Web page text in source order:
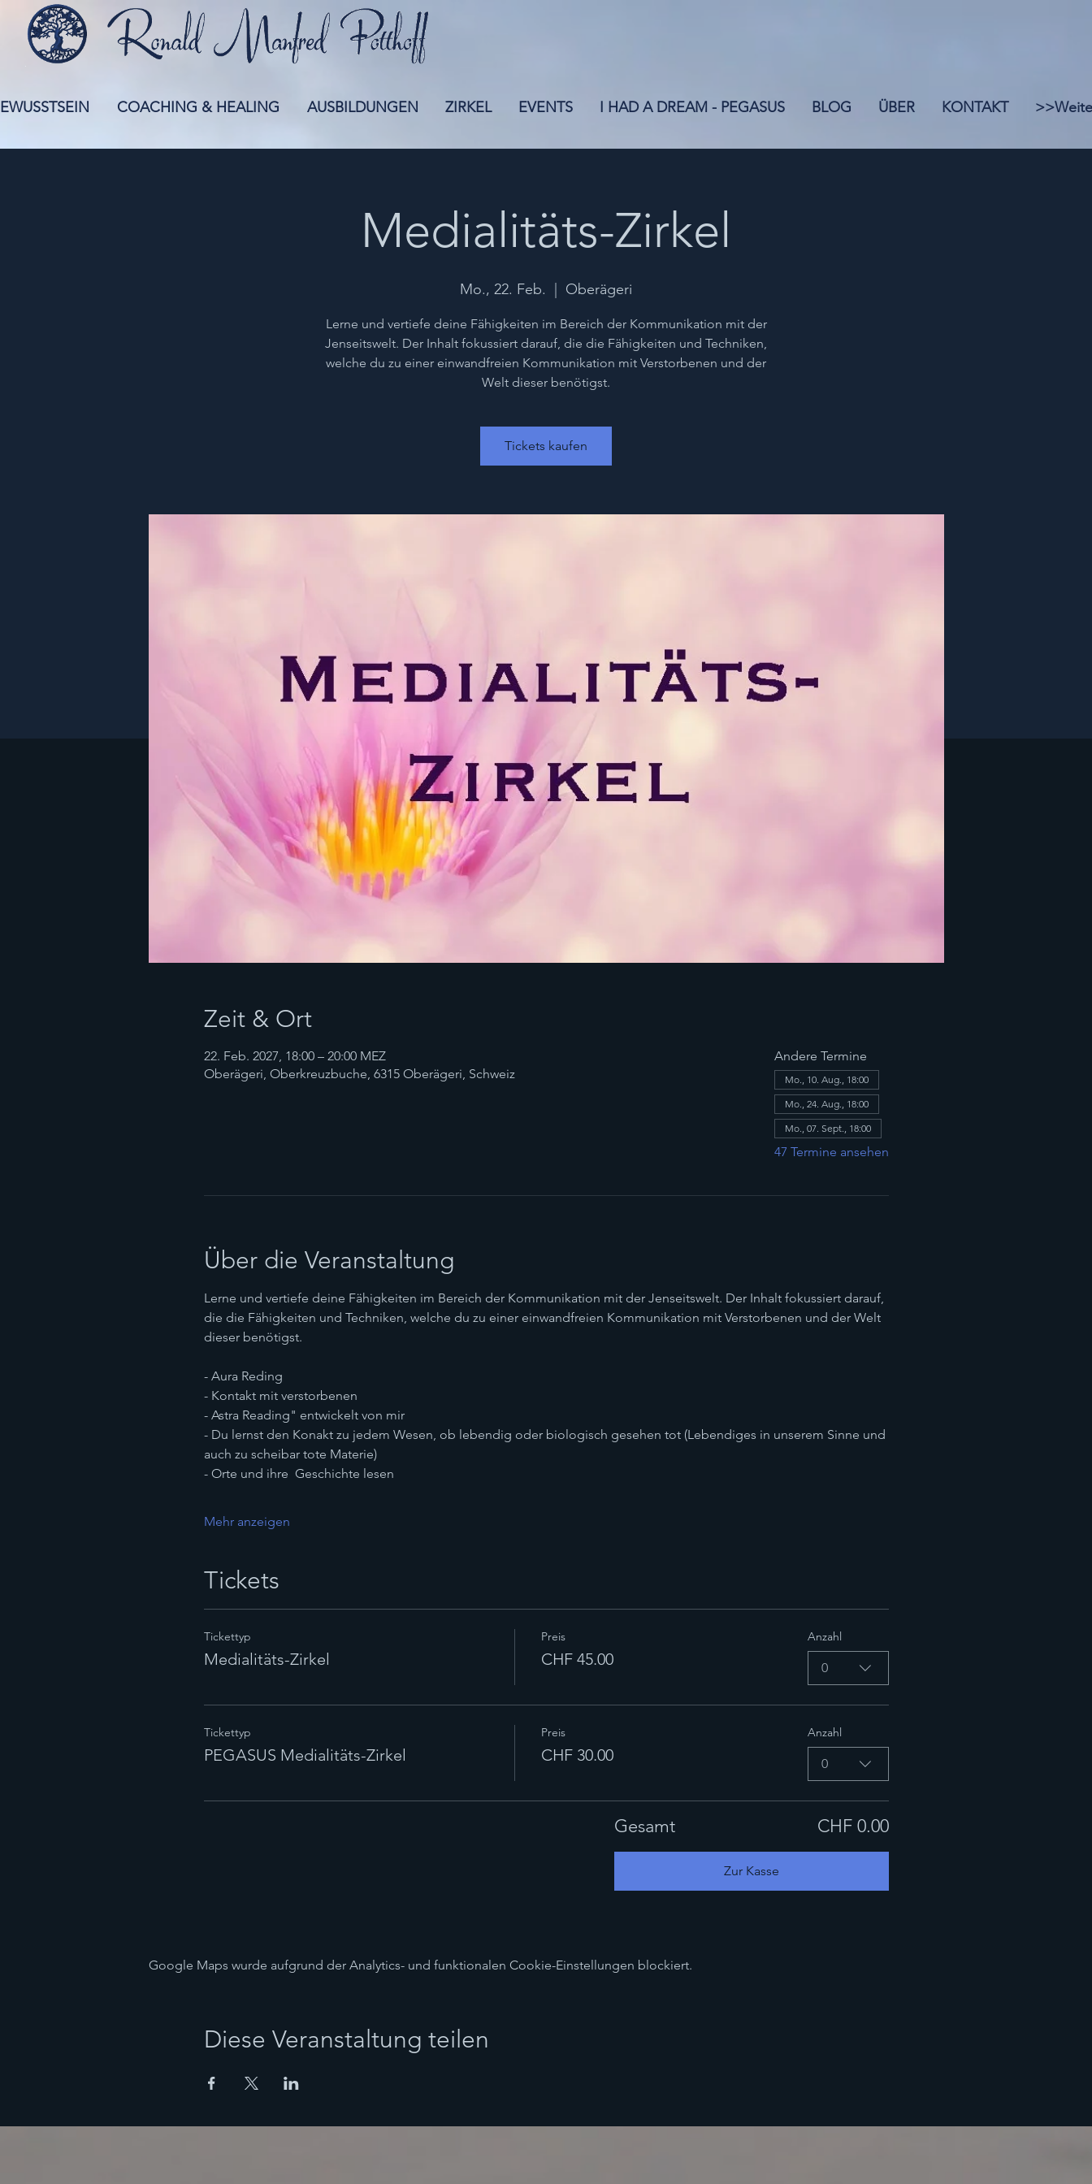
COACHING & HEALING AUSBILDUNGEN ZIRKEL EVENTS I HAD A DREAM - PEGASUS BLOG ÜBER KONTAKT
Medialitäts-Zirkel
Mo., 22. Feb. Oberägeri
Lerne und vertiefe deine Fähigkeiten im Bereich der Kommunikation mit der
Jenseitswelt. Der Inhalt fokussiert darauf, die die Fähigkeiten und Techniken,
welche du zu einer einwandfreien Kommunikation mit Verstorbenen und der
Welt dieser benötigst.
Tickets kaufen
Zeit & Ort
22. Feb. 2027, 18:00 – 20:00 MEZ
Oberägeri, Oberkreuzbuche, 6315 Oberägeri, Schweiz
Andere Termine
Mo., 10. Aug., 18:00
Mo., 24. Aug., 18:00
Mo., 07. Sept., 18:00
47 Termine ansehen
Über die Veranstaltung
Lerne und vertiefe deine Fähigkeiten im Bereich der Kommunikation mit der Jenseitswelt. Der Inhalt fokussiert darauf,
die die Fähigkeiten und Techniken, welche du zu einer einwandfreien Kommunikation mit Verstorbenen und der Welt
dieser benötigst.
- Aura Reding
- Kontakt mit verstorbenen
- Astra Reading" entwickelt von mir
- Du lernst den Konakt zu jedem Wesen, ob lebendig oder biologisch gesehen tot (Lebendiges in unserem Sinne und
auch zu scheibar tote Materie)
- Orte und ihre  Geschichte lesen
Mehr anzeigen
Tickets
Tickettyp
Medialitäts-Zirkel
Preis
CHF 45.00
Anzahl
0
Tickettyp
PEGASUS Medialitäts-Zirkel
Preis
CHF 30.00
Anzahl
0
Gesamt CHF 0.00
Zur Kasse
Google Maps wurde aufgrund der Analytics- und funktionalen Cookie-Einstellungen blockiert.
Diese Veranstaltung teilen